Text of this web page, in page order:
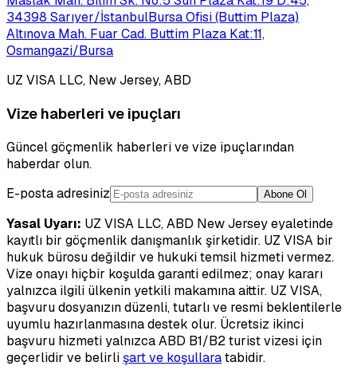
34398 Sarıyer/İstanbulBursa Ofisi (Buttim Plaza)
Altınova Mah. Fuar Cad. Buttim Plaza Kat:11,
Osmangazi/Bursa
UZ VISA LLC, New Jersey, ABD
Vize haberleri ve ipuçları
Güncel göçmenlik haberleri ve vize ipuçlarından
haberdar olun.
E-posta adresiniz
Abone Ol
Yasal Uyarı: UZ VISA LLC, ABD New Jersey eyaletinde
kayıtlı bir göçmenlik danışmanlık şirketidir. UZ VISA bir
hukuk bürosu değildir ve hukuki temsil hizmeti vermez.
Vize onayı hiçbir koşulda garanti edilmez; onay kararı
yalnızca ilgili ülkenin yetkili makamına aittir. UZ VISA,
başvuru dosyanızın düzenli, tutarlı ve resmi beklentilerle
uyumlu hazırlanmasına destek olur. Ücretsiz ikinci
başvuru hizmeti yalnızca ABD B1/B2 turist vizesi için
geçerlidir ve belirlişart ve koşullaratabidir.